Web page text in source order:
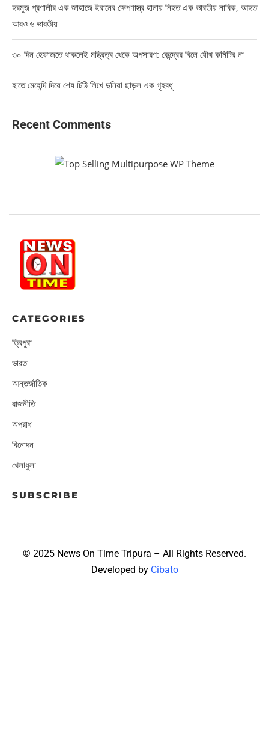
হরমুজ় প্রণালীর এক জাহাজে ইরানের ক্ষেপণাস্ত্র হানায় নিহত এক ভারতীয় নাবিক, আহত
আরও ৬ ভারতীয়
৩০ দিন হেফাজতে থাকলেই মন্ত্রিত্ব থেকে অপসারণ: কেন্দ্রের বিলে যৌথ কমিটির না
হাতে মেহেন্দি দিয়ে শেষ চিঠি লিখে দুনিয়া ছাড়ল এক গৃহবধূ
Recent Comments
CATEGORIES
ত্রিপুরা
ভারত
আন্তর্জাতিক
রাজনীতি
অপরাধ
বিনোদন
খেলাধুলা
SUBSCRIBE
© 2025 News On Time Tripura – All Rights Reserved.
Developed by Cibato